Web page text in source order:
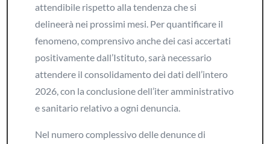
attendibile rispetto alla tendenza che si
delineerà nei prossimi mesi. Per quantificare il
fenomeno, comprensivo anche dei casi accertati
positivamente dall’Istituto, sarà necessario
attendere il consolidamento dei dati dell’intero
2026, con la conclusione dell’iter amministrativo
e sanitario relativo a ogni denuncia.
Nel numero complessivo delle denunce di